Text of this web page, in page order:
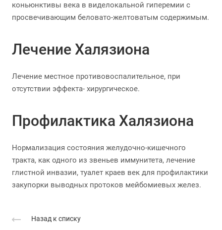
коньюнктивы века в виделокальной гиперемии с
просвечивающим беловато-желтоватым содержимым.
Лечение Халязиона
Лечение местное противовоспалительное, при
отсутствии эффекта- хирургическое.
Профилактика Халязиона
Нормализация состояния желудочно-кишечного
тракта, как одного из звеньев иммунитета, лечение
глистной инвазии, туалет краев век для профилактики
закупорки выводных протоков мейбомиевых желез.
Назад к списку